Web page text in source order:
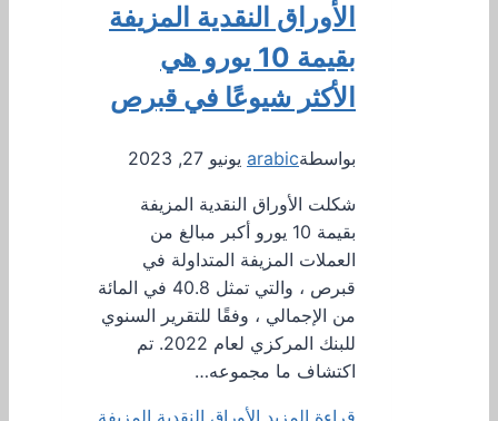
الأوراق النقدية المزيفة
بقيمة 10 يورو هي
الأكثر شيوعًا في قبرص
بواسطةarabic يونيو 27, 2023
شكلت الأوراق النقدية المزيفة
بقيمة 10 يورو أكبر مبالغ من
العملات المزيفة المتداولة في
قبرص ، والتي تمثل 40.8 في المائة
من الإجمالي ، وفقًا للتقرير السنوي
للبنك المركزي لعام 2022. تم
اكتشاف ما مجموعه…